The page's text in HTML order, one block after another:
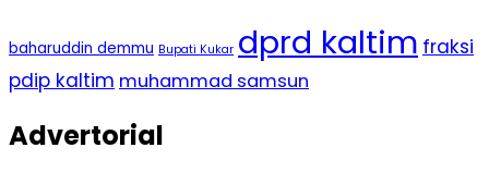
baharuddin demmu Bupati Kukar dprd kaltim fraksi
pdip kaltim muhammad samsun
Advertorial